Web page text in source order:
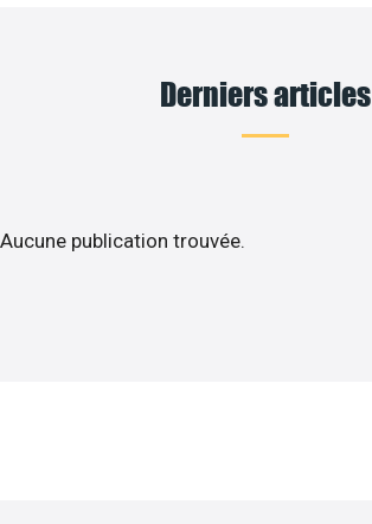
Derniers articles
Aucune publication trouvée.